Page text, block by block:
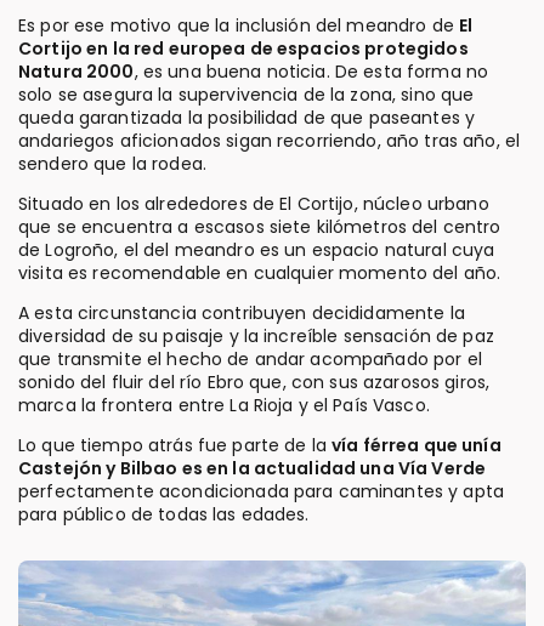
Es por ese motivo que la inclusión del meandro de El
Cortijo en la red europea de espacios protegidos
Natura 2000, es una buena noticia. De esta forma no
solo se asegura la supervivencia de la zona, sino que
queda garantizada la posibilidad de que paseantes y
andariegos aficionados sigan recorriendo, año tras año, el
sendero que la rodea.
Situado en los alrededores de El Cortijo, núcleo urbano
que se encuentra a escasos siete kilómetros del centro
de Logroño, el del meandro es un espacio natural cuya
visita es recomendable en cualquier momento del año.
A esta circunstancia contribuyen decididamente la
diversidad de su paisaje y la increíble sensación de paz
que transmite el hecho de andar acompañado por el
sonido del fluir del río Ebro que, con sus azarosos giros,
marca la frontera entre La Rioja y el País Vasco.
Lo que tiempo atrás fue parte de lavía férrea que unía
Castejón y Bilbao es en la actualidad una Vía Verde
perfectamente acondicionada para caminantes y apta
para público de todas las edades.